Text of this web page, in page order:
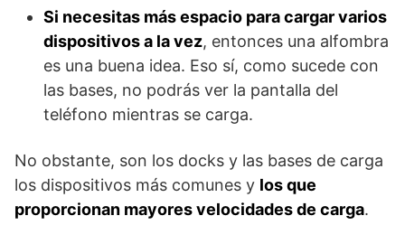
Si necesitas más espacio para cargar varios
dispositivos a la vez, entonces una alfombra
es una buena idea. Eso sí, como sucede con
las bases, no podrás ver la pantalla del
teléfono mientras se carga.
No obstante, son los docks y las bases de carga
los dispositivos más comunes y los que
proporcionan mayores velocidades de carga.